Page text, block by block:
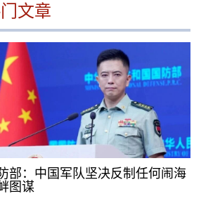
文章
部：中国军队坚决反制任何闹海
图谋